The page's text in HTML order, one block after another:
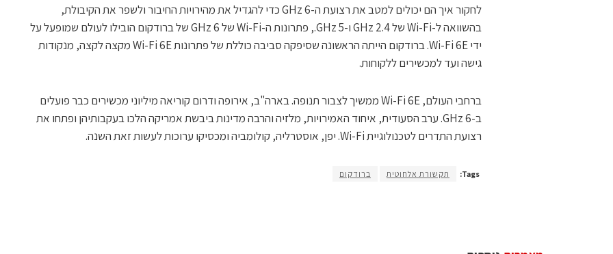
לחקור איך הם יכולים למטב את רצועת ה-6 GHz כדי להגדיל את מהירויות החיבור ולשפר את הקיבולת,
בהשוואה ל-Wi-Fi של 2.4 GHz ו-5 GHz., פתרונות ה-Wi-Fi של 6 GHz של ברודקום הובילו לעולם שמופעל על
ידי Wi-Fi 6E. ברודקום הייתה הראשונה שסיפקה סביבה כוללת של פתרונות Wi-Fi 6E מקצה לקצה, מנקודות
גישה ועד למכשירים ללקוחות.
ברחבי העולם, Wi-Fi 6E ממשיך לצבור תנופה. בארה"ב, אירופה ודרום קוריאה מיליוני מכשירים כבר פועלים
ב-6 GHz. ערב הסעודית, איחוד האמירויות, מלזיה והרבה מדינות ביבשת אמריקה הלכו בעקבותיהן ופתחו את
רצועת התדרים לטכנולוגיית Wi-Fi. יפן, אוסטרליה, קולומביה ומכסיקו ערוכות לעשות זאת השנה.
Tags: תקשורת אלחוטית ברודקום